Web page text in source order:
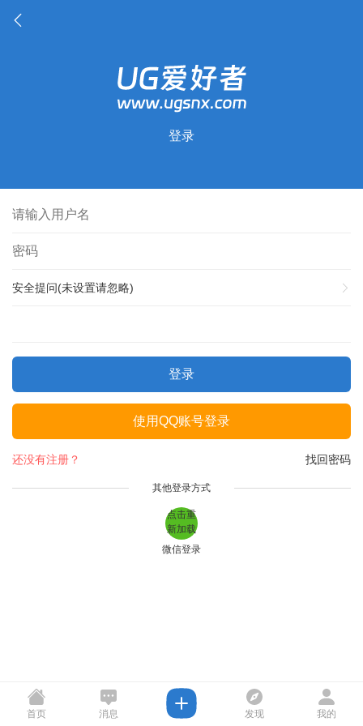
登录
安全提问(未设置请忽略)
登录
使用QQ账号登录
找回密码
还没有注册？
其他登录方式
点击重
新加载
微信登录
首页 消息 发现 我的